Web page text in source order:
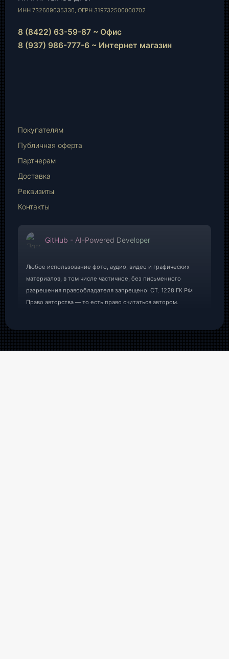
ИНН 732609035330, ОГРН 319732500000702
8 (8422) 63-59-87 ~ Офис
8 (937) 986-777-6 ~ Интернет магазин
Mail
Покупателям
Публичная оферта
Партнерам
Доставка
Реквизиты
Контакты
GitHub - AI-Powered Developer
Любое использование фото, аудио, видео и графических
материалов, в том числе частичное, без письменного
разрешения правообладателя запрещено! СТ. 1228 ГК РФ:
Право авторства — то есть право считаться автором.